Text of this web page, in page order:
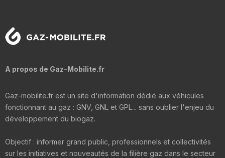
A propos de Gaz-Mobilite.fr
Gaz-mobilite.fr est un site d'information dédié aux véhicules
fonctionnant au gaz : GNV, GNL et GPL... sans oublier l'enjeu du
développement du biogaz.
Objectif : informer grand public, professionnels et collectivités
sur les initiatives et nouveautés de la filière gaz dans le secteur